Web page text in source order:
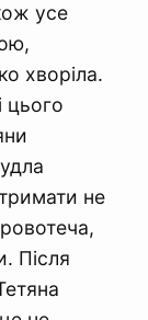
усе
хворіла.
цього
не
Після